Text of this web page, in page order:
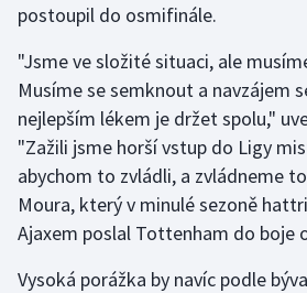
postoupil do osmifinále.
"Jsme ve složité situaci, ale
Musíme se semknout a navzájem
nejlepším lékem je držet spolu,"
"Zažili jsme horší vstup do Ligy
abychom to zvládli, a zvládneme
Moura, který v minulé sezoně
Ajaxem poslal Tottenham do boje
Vysoká porážka by navíc podle